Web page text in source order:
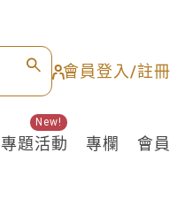
會員登入/註冊
專題活動
New!
專欄 會員